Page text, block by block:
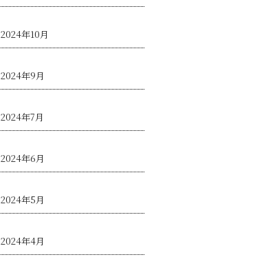
2024年10月
2024年9月
2024年7月
2024年6月
2024年5月
2024年4月